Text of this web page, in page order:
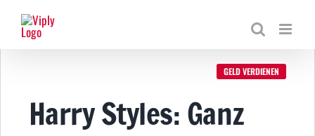
Inhalt
springen
GELD VERDIENEN
Harry Styles: Ganz